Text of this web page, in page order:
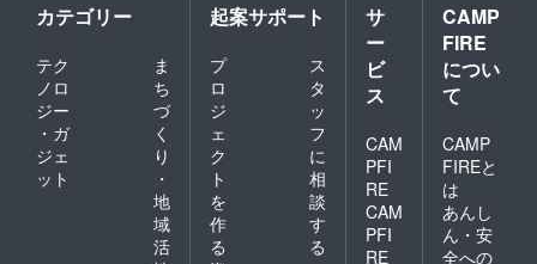
カテゴリー
テク
ノロ
ジー
・ガ
ジェ
ット
ま
ち
づ
く
り
・
地
域
活
起案サポート
プ
ロ
ジ
ェ
ク
ト
を
作
る
ス
タ
ッ
フ
に
相
談
す
る
サ
ー
ビ
ス
CAM
PFI
RE
CAM
PFI
RE
CAMP
FIRE
につい
て
CAMP
FIREと
は
あんし
ん・安
全への